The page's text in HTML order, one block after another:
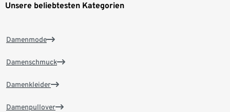
Unsere beliebtesten Kategorien
Damenmode
Damenschmuck
Damenkleider
Damenpullover